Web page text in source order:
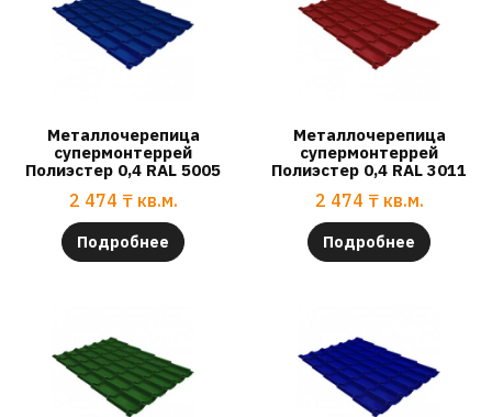
Металлочерепица
супермонтеррей
Полиэстер 0,4 RAL 5005
2 474 ₸ кв.м.
Подробнее
Металлочерепица
супермонтеррей
Полиэстер 0,4 RAL 3011
2 474 ₸ кв.м.
Подробнее